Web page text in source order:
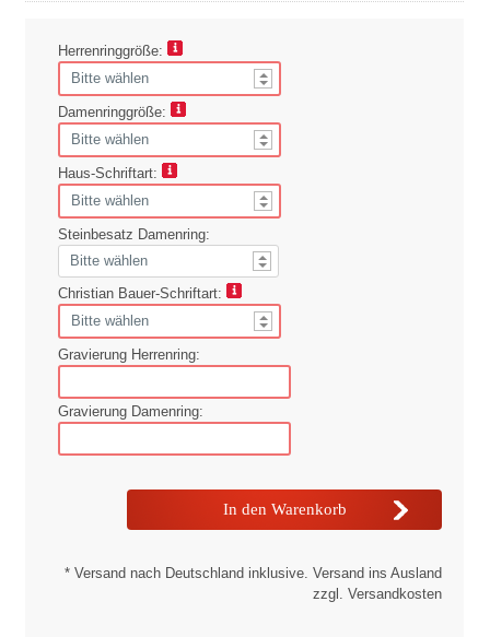
Herrenringgröße:
Damenringgröße:
Haus-Schriftart:
Steinbesatz Damenring:
Christian Bauer-Schriftart:
Gravierung Herrenring:
Gravierung Damenring:
* Versand nach Deutschland inklusive. Versand ins Ausland
zzgl. Versandkosten